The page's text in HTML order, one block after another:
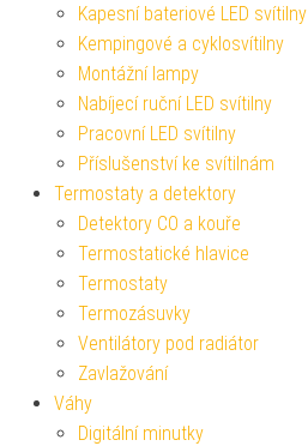
Kapesní bateriové LED svítilny
Kempingové a cyklosvítilny
Montážní lampy
Nabíjecí ruční LED svítilny
Pracovní LED svítilny
Příslušenství ke svítilnám
Termostaty a detektory
Detektory CO a kouře
Termostatické hlavice
Termostaty
Termozásuvky
Ventilátory pod radiátor
Zavlažování
Váhy
Digitální minutky